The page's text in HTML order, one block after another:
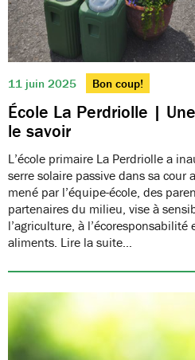
11 juin 2025 Bon coup!
École La Perdriolle |
le savoir
L’école primaire La Perdriolle a
serre solaire passive dans sa cour
mené par l’équipe-école, des
partenaires du milieu, vise à
l’agriculture, à l’écoresponsabilité
aliments. Lire la suite…